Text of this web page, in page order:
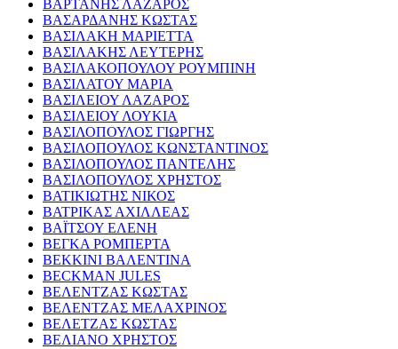
ΒΑΡΤΑΝΗΣ ΛΑΖΑΡΟΣ
ΒΑΣΑΡΔΑΝΗΣ ΚΩΣΤΑΣ
ΒΑΣΙΛΑΚΗ ΜΑΡΙΕΤΤΑ
ΒΑΣΙΛΑΚΗΣ ΛΕΥΤΕΡΗΣ
ΒΑΣΙΛΑΚΟΠΟΥΛΟΥ ΡΟΥΜΠΙΝΗ
ΒΑΣΙΛΑΤΟΥ ΜΑΡΙΑ
ΒΑΣΙΛΕΙΟΥ ΛΑΖΑΡΟΣ
ΒΑΣΙΛΕΙΟΥ ΛΟΥΚΙΑ
ΒΑΣΙΛΟΠΟΥΛΟΣ ΓΙΩΡΓΗΣ
ΒΑΣΙΛΟΠΟΥΛΟΣ ΚΩΝΣΤΑΝΤΙΝΟΣ
ΒΑΣΙΛΟΠΟΥΛΟΣ ΠΑΝΤΕΛΗΣ
ΒΑΣΙΛΟΠΟΥΛΟΣ ΧΡΗΣΤΟΣ
ΒΑΤΙΚΙΩΤΗΣ ΝΙΚΟΣ
ΒΑΤΡΙΚΑΣ ΑΧΙΛΛΕΑΣ
ΒΑΪΤΣΟΥ ΕΛΕΝΗ
ΒΕΓΚΑ ΡΟΜΠΕΡΤΑ
ΒΕΚΚΙΝΙ ΒΑΛΕΝΤΙΝΑ
BECKMAN JULES
ΒΕΛΕΝΤΖΑΣ ΚΩΣΤΑΣ
ΒΕΛΕΝΤΖΑΣ ΜΕΛΑΧΡΙΝΟΣ
ΒΕΛΕΤΖΑΣ ΚΩΣΤΑΣ
ΒΕΛΙΑΝΟ ΧΡΗΣΤΟΣ